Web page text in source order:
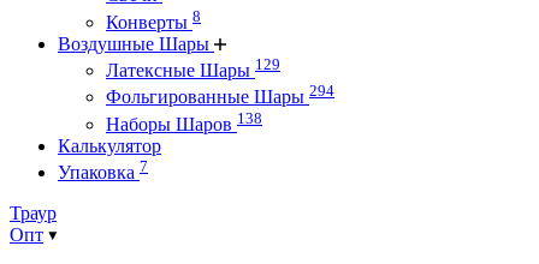
Конверты 8
Воздушные Шары
Латексные Шары 129
Фольгированные Шары 294
Наборы Шаров 138
Калькулятор
Упаковка 7
Траур
Опт